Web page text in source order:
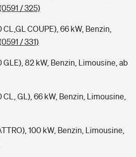
/ 325)
COUPE), 66 kW, Benzin,
/ 331)
GLE), 82 kW, Benzin, Limousine, ab
CL, GL), 66 kW, Benzin, Limousine,
100 kW, Benzin, Limousine,